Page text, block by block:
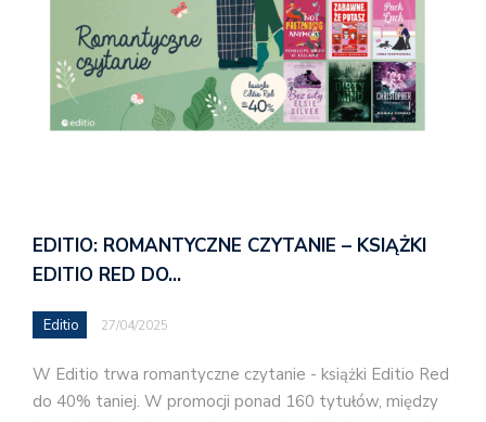
EDITIO: ROMANTYCZNE CZYTANIE – KSIĄŻKI
EDITIO RED DO…
Editio 27/04/2025
W Editio trwa romantyczne czytanie - książki Editio Red
do 40% taniej. W promocji ponad 160 tytułów, między